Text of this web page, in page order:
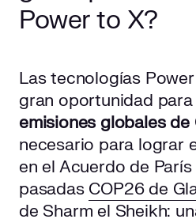
Power to X?
Las tecnologías
gran oportunidad para
emisiones globales de
necesario para lograr
en el Acuerdo de
pasadas COP26 de
de Sharm el Sheikh: